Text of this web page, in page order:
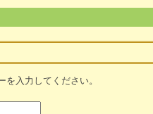
入力してください。